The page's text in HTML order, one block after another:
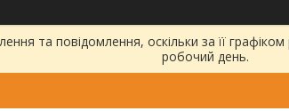
та повідомлення, оскільки за її
робочий день.